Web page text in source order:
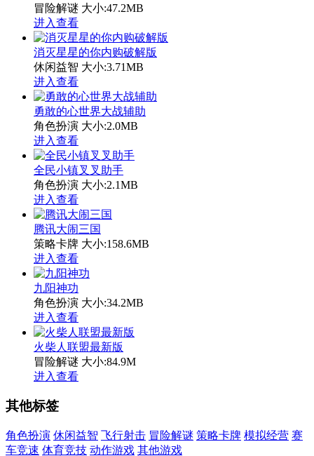
冒险解谜 大小:47.2MB
进入查看
消灭星星的你内购破解版
休闲益智 大小:3.71MB
进入查看
勇敢的心世界大战辅助
角色扮演 大小:2.0MB
进入查看
全民小镇叉叉助手
角色扮演 大小:2.1MB
进入查看
腾讯大闹三国
策略卡牌 大小:158.6MB
进入查看
九阳神功
角色扮演 大小:34.2MB
进入查看
火柴人联盟最新版
冒险解谜 大小:84.9M
进入查看
其他标签
角色扮演 休闲益智 飞行射击 冒险解谜 策略卡牌 模拟经营 赛
车竞速 体育竞技 动作游戏 其他游戏